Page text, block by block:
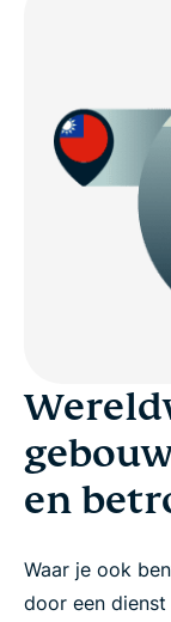
en
Waar je ook
door een